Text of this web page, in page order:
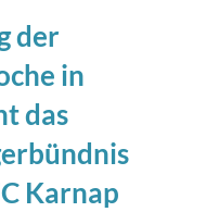
der
in
das
Karnap